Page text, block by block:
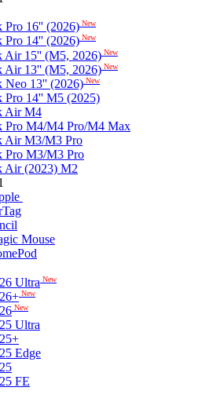
Pro 16'' (2026) New
Pro 14'' (2026) New
Air 15'' (M5, 2026) New
Air 13'' (M5, 2026) New
Neo 13'' (2026) New
Pro 14'' M5 (2025)
Air M4
Pro M4/M4 Pro/M4 Max
Air M3/M3 Pro
Pro M3/M3 Pro
Air (2023) M2
Mouse
Ultra New
New
New
Ultra
Edge
FE